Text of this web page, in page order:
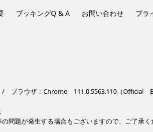
ブッキングQ & A お問い合わせ プラ
ウザ：Chrome 111.0.5563.110（Official
題が発生する場合もございますので、ご了承く